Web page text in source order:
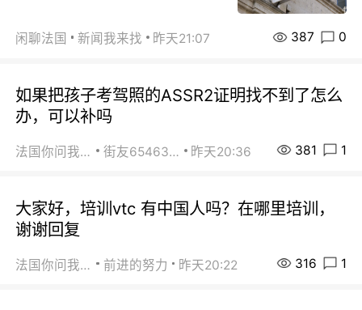
闲聊法国 新闻我来找 昨天21:07 387 0
如果把孩子考驾照的ASSR2证明找不到了怎么
办，可以补吗
法国你问我答 街友65463281 昨天20:36 381 1
大家好，培训vtc 有中国人吗？在哪里培训，
谢谢回复
法国你问我答 前进的努力 昨天20:22 316 1